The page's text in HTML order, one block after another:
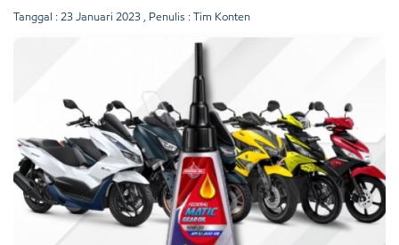
Tanggal : 23 Januari 2023 , Penulis : Tim Konten